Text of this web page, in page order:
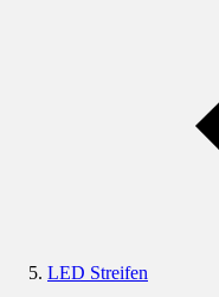
LED Streifen